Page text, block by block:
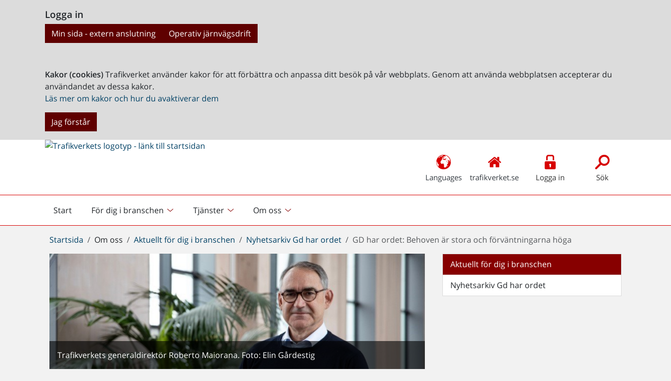
Logga in
Min sida - extern anslutning Operativ järnvägsdrift
Kakor (cookies)Trafikverket använder kakor för att förbättra och anpassa ditt besök på vår webbplats. Genom att använda webbplatsen accepterar du
användandet av dessa kakor.
Läs mer om kakor och hur du avaktiverar dem
Jag förstår
Languages trafikverket.se Logga in Sök
Start
Startsida För dig i branschen Tjänster Om oss
Du
är
här:
Startsida Om oss Aktuellt för dig i branschen Nyhetsarkiv Gd har ordet GD har ordet: Behoven är stora och förväntningarna höga
Trafikverkets generaldirektör Roberto Maiorana. Foto: Elin Gårdestig
Aktuellt för dig i branschen
Nyhetsarkiv Gd har ordet